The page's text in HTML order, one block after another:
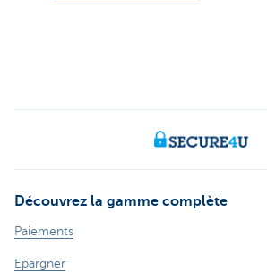
Découvrez la gamme complète
Paiements
Epargner